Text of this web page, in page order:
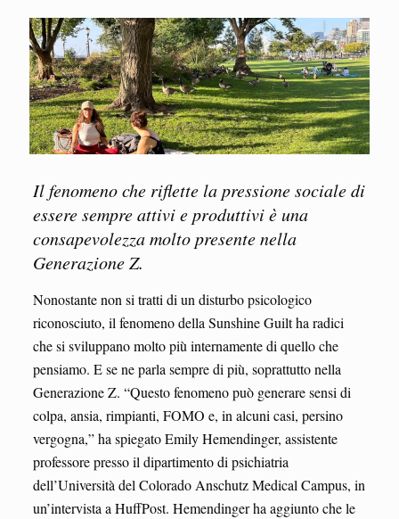
Il fenomeno che riflette la pressione sociale di
essere sempre attivi e produttivi è una
consapevolezza molto presente nella
Generazione Z.
Nonostante non si tratti di un disturbo psicologico
riconosciuto, il fenomeno della Sunshine Guilt ha radici
che si sviluppano molto più internamente di quello che
pensiamo. E se ne parla sempre di più, soprattutto nella
Generazione Z. “Questo fenomeno può generare sensi di
colpa, ansia, rimpianti, FOMO e, in alcuni casi, persino
vergogna,” ha spiegato Emily Hemendinger, assistente
professore presso il dipartimento di psichiatria
dell’Università del Colorado Anschutz Medical Campus, in
un’intervista a HuffPost. Hemendinger ha aggiunto che le